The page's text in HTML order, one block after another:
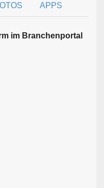
APPS
im Branchen­portal